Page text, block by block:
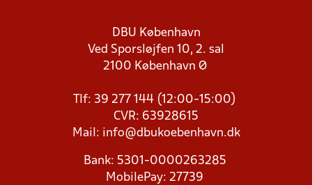
DBU København
Ved Sporsløjfen 10, 2. sal
2100 København Ø
Tlf: 39 277 144 (12:00-15:00)
CVR: 63928615
Mail: info@dbukoebenhavn.dk
Bank: 5301-0000263285
MobilePay: 27739